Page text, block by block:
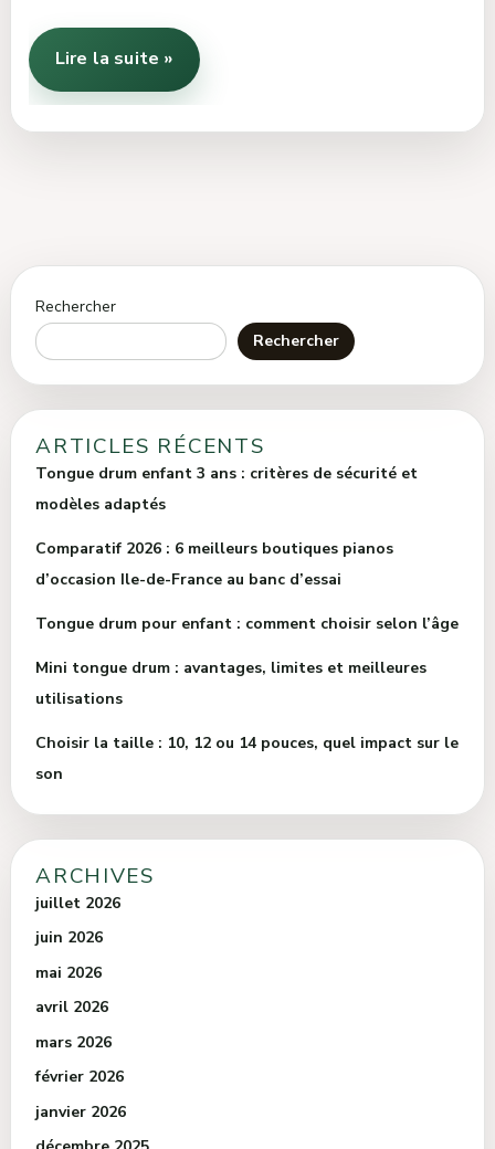
Lire la suite »
Rechercher
Rechercher
ARTICLES RÉCENTS
Tongue drum enfant 3 ans : critères de sécurité et
modèles adaptés
Comparatif 2026 : 6 meilleurs boutiques pianos
d’occasion Ile-de-France au banc d’essai
Tongue drum pour enfant : comment choisir selon l’âge
Mini tongue drum : avantages, limites et meilleures
utilisations
Choisir la taille : 10, 12 ou 14 pouces, quel impact sur le
son
ARCHIVES
juillet 2026
juin 2026
mai 2026
avril 2026
mars 2026
février 2026
janvier 2026